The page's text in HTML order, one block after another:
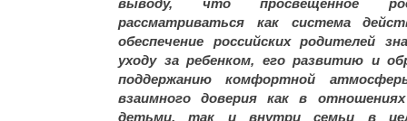
выводу, что просвещенное
рассматриваться как система
обеспечение российских родителей
уходу за ребенком, его развитию и
поддержанию комфортной
взаимного доверия как в
детьми, так и внутри семьи в